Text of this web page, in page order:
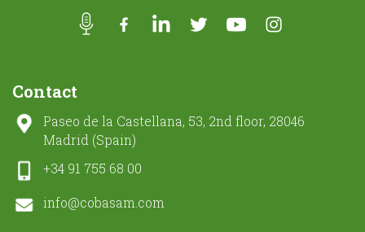
Contact
Paseo de la Castellana, 53, 2nd floor, 28046
Madrid (Spain)
+34 91 755 68 00
info@cobasam.com